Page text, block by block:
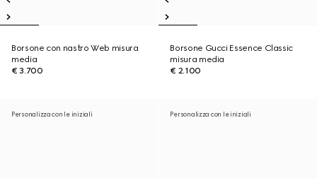
Borsone con nastro Web misura
media
€ 3.700
Borsone Gucci Essence Classic
misura media
€ 2.100
Personalizza con le iniziali Personalizza con le iniziali